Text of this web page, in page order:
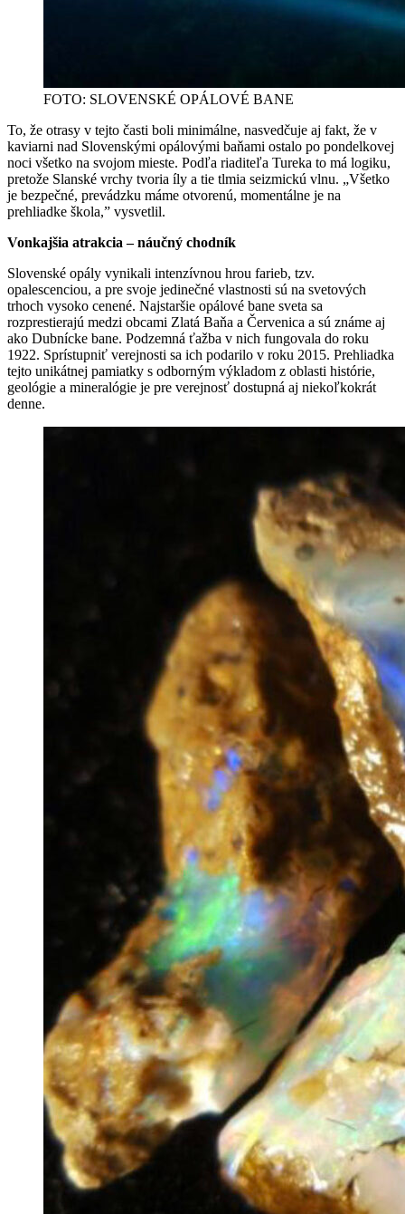
FOTO: SLOVENSKÉ OPÁLOVÉ BANE
To, že otrasy v tejto časti boli minimálne, nasvedčuje aj fakt, že v
kaviarni nad Slovenskými opálovými baňami ostalo po pondelkovej
noci všetko na svojom mieste. Podľa riaditeľa Tureka to má logiku,
pretože Slanské vrchy tvoria íly a tie tlmia seizmickú vlnu. „Všetko
je bezpečné, prevádzku máme otvorenú, momentálne je na
prehliadke škola,” vysvetlil.
Vonkajšia atrakcia – náučný chodník
Slovenské opály vynikali intenzívnou hrou farieb, tzv.
opalescenciou, a pre svoje jedinečné vlastnosti sú na svetových
trhoch vysoko cenené. Najstaršie opálové bane sveta sa
rozprestierajú medzi obcami Zlatá Baňa a Červenica a sú známe aj
ako Dubnícke bane. Podzemná ťažba v nich fungovala do roku
1922. Sprístupniť verejnosti sa ich podarilo v roku 2015. Prehliadka
tejto unikátnej pamiatky s odborným výkladom z oblasti histórie,
geológie a mineralógie je pre verejnosť dostupná aj niekoľkokrát
denne.